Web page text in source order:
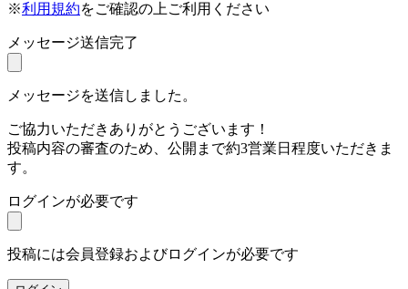
※利用規約をご確認の上ご利用ください
メッセージ送信完了
メッセージを送信しました。
ご協力いただきありがとうございます！
投稿内容の審査のため、公開まで約3営業日程度いただきま
す。
ログインが必要です
投稿には会員登録およびログインが必要です